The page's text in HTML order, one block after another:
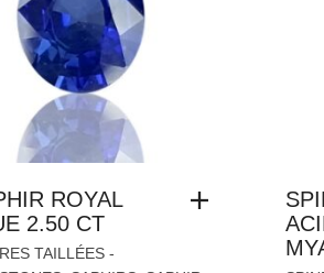
ROYAL
2.50 CT
TAILLÉES -